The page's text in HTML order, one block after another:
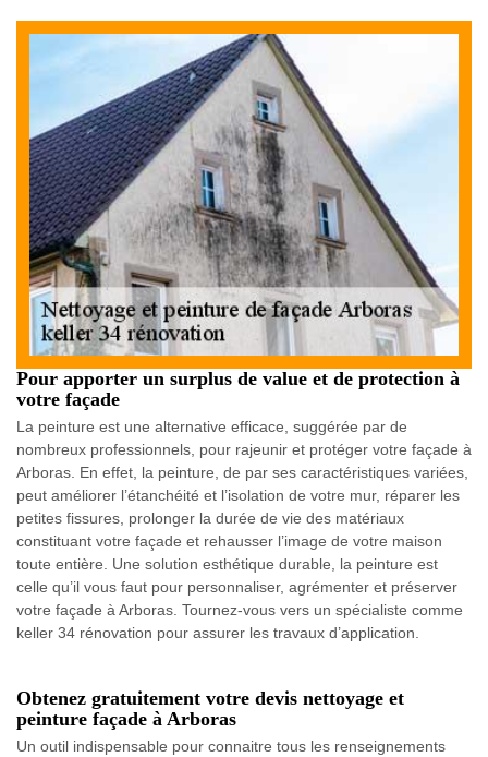
Pour apporter un surplus de value et de protection à
votre façade
La peinture est une alternative efficace, suggérée par de
nombreux professionnels, pour rajeunir et protéger votre façade à
Arboras. En effet, la peinture, de par ses caractéristiques variées,
peut améliorer l’étanchéité et l’isolation de votre mur, réparer les
petites fissures, prolonger la durée de vie des matériaux
constituant votre façade et rehausser l’image de votre maison
toute entière. Une solution esthétique durable, la peinture est
celle qu’il vous faut pour personnaliser, agrémenter et préserver
votre façade à Arboras. Tournez-vous vers un spécialiste comme
keller 34 rénovation pour assurer les travaux d’application.
Obtenez gratuitement votre devis nettoyage et
peinture façade à Arboras
Un outil indispensable pour connaitre tous les renseignements